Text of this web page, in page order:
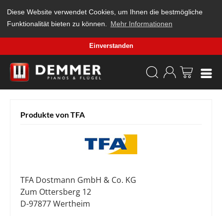
Diese Website verwendet Cookies, um Ihnen die bestmögliche
Funktionalität bieten zu können.
Mehr Informationen
Einverstanden
Produkte von TFA
TFA Dostmann GmbH & Co. KG
Zum Ottersberg 12
D-97877 Wertheim